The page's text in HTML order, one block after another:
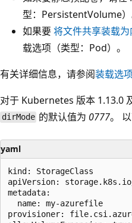
型：PersistentVolume）
如果要将文件共享装载
载选项（类型：Pod）。
有关详细信息，请参阅装载选
对于 Kubernetes 版本 1.13.0
dirMode 的默认值为 0777。
yaml
kind: StorageClass
apiVersion:
metadata:
  name: my-azurefile
provisioner: